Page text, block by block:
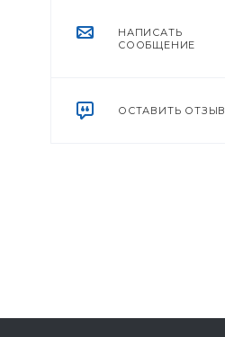
НАПИСАТЬ
СООБЩЕНИЕ
ОСТАВИТЬ ОТЗЫВ